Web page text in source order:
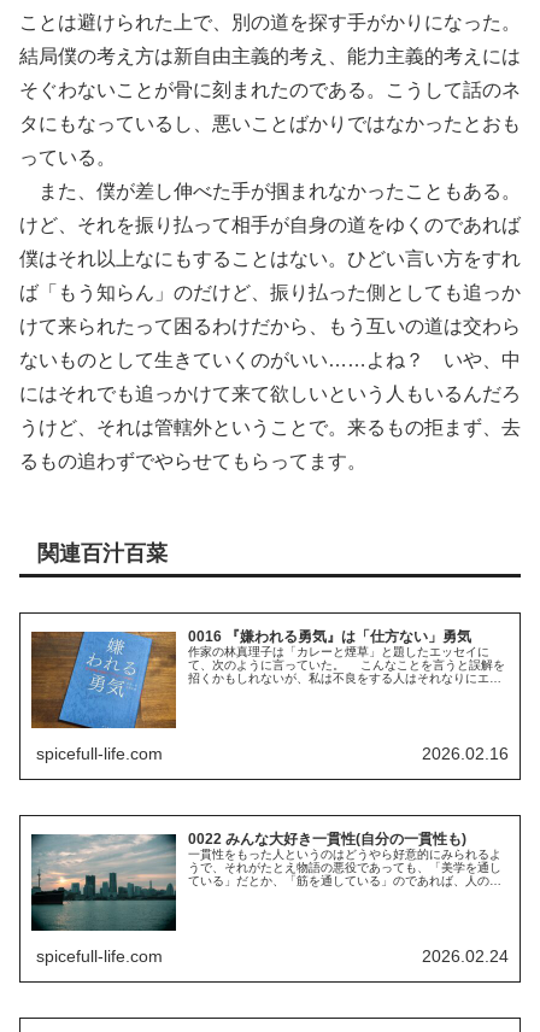
ことは避けられた上で、別の道を探す手がかりになった。
結局僕の考え方は新自由主義的考え、能力主義的考えには
そぐわないことが骨に刻まれたのである。こうして話のネ
タにもなっているし、悪いことばかりではなかったとおも
っている。
また、僕が差し伸べた手が掴まれなかったこともある。
けど、それを振り払って相手が自身の道をゆくのであれば
僕はそれ以上なにもすることはない。ひどい言い方をすれ
ば「もう知らん」のだけど、振り払った側としても追っか
けて来られたって困るわけだから、もう互いの道は交わら
ないものとして生きていくのがいい……よね？ いや、中
にはそれでも追っかけて来て欲しいという人もいるんだろ
うけど、それは管轄外ということで。来るもの拒まず、去
るもの追わずでやらせてもらってます。
関連百汁百菜
0016 『嫌われる勇気』は「仕方ない」勇気
作家の林真理子は「カレーと煙草」と題したエッセイに
て、次のように言っていた。 こんなことを言うと誤解を
招くかもしれないが、私は不良をする人はそれなりにエラ
spicefull-life.com 2026.02.16
0022 みんな大好き一貫性(自分の一貫性も)
一貫性をもった人というのはどうやら好意的にみられるよ
うで、それがたとえ物語の悪役であっても、「美学を通し
ている」だとか、「筋を通している」のであれば、人の目
spicefull-life.com 2026.02.24